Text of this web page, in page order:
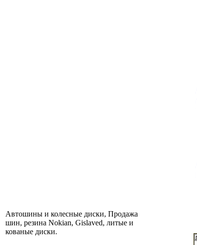
Автошины и колесные диски, Продажа
шин, резина Nokian, Gislaved, литые и
кованые диски.